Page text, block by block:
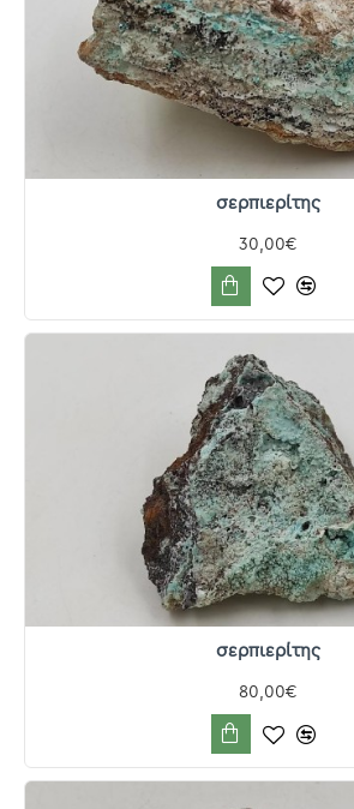
σερπιερίτης
30,00€
σερπιερίτης
80,00€